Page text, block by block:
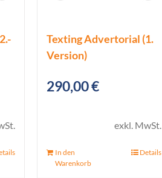
Texting Advertorial (1.
Version)
290,00€
exkl. MwSt.
In den
Warenkorb
Details